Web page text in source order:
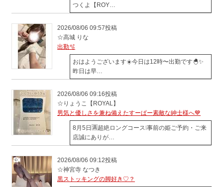
つくよ【ROY…
2026/08/06 09:57投稿
☆高城 りな
出勤🫧
おはようございます☀️今日は12時〜出勤です🐣‪✨️
昨日は早…
2026/08/06 09:16投稿
☆りょうこ【ROYAL】
男気と優しさを兼ね備えたすーぱー素敵な紳士様へ💙
8月5日🈵超絶ロングコース❕事前の姫ご予約・ご来
店誠にありが…
2026/08/06 09:12投稿
☆神宮寺 なつき
黒ストッキングの脚好き♡？